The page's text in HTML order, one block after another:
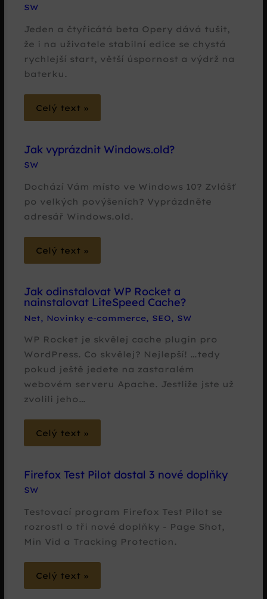
SW
Jeden a čtyřicátá beta Opery dává tušit,
že i na uživatele stabilní edice se chystá
rychlejší start, větší úspornost a výdrž na
baterku.
Celý text »
Jak vyprázdnit Windows.old?
SW
Dochází Vám místo ve Windows 10? Zvlášť
po velkých povýšeních? Vyprázdněte
adresář Windows.old.
Celý text »
Jak odinstalovat WP Rocket a
nainstalovat LiteSpeed Cache?
Net, Novinky e-commerce, SEO, SW
WP Rocket je skvělej cache plugin pro
WordPress. Co skvělej? Nejlepší! …tedy
pokud ještě jedete na zastaralém
webovém serveru Apache. Jestliže jste už
zvolili jeho…
Celý text »
Firefox Test Pilot dostal 3 nové doplňky
SW
Testovací program Firefox Test Pilot se
rozrostl o tři nové doplňky - Page Shot,
Min Vid a Tracking Protection.
Celý text »